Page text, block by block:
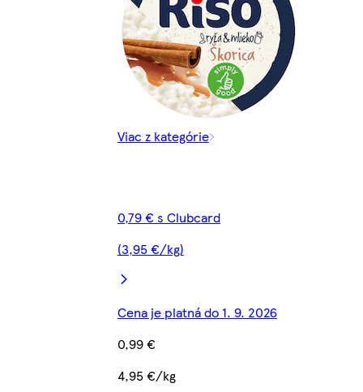
Viac z kategórie
0,79 € s Clubcard
(3,95 €/kg)
Cena je platná do 1. 9. 2026
0,99 €
4,95 €/kg